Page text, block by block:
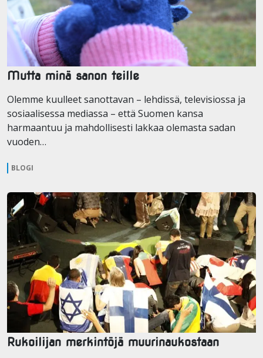
Mutta minä sanon teille
Olemme kuulleet sanottavan – lehdissä, televisiossa ja
sosiaalisessa mediassa – että Suomen kansa
harmaantuu ja mahdollisesti lakkaa olemasta sadan
vuoden…
BLOGI
Rukoilijan merkintöjä muurinaukostaan